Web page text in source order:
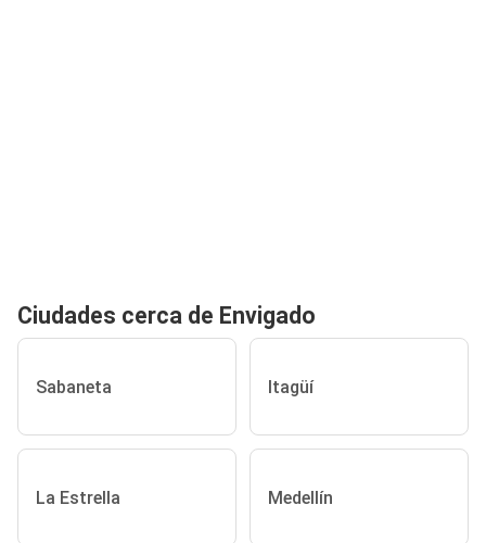
Ciudades cerca de Envigado
Sabaneta Itagüí
La Estrella Medellín